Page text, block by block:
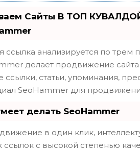
Сайты В ТОП
ссылка анализируется по трем
делает продвижение
ссылки, статьи, упоминания,
SeoHammer для
делать SeoHammer
в один клик,
ссылок с высокой степенью